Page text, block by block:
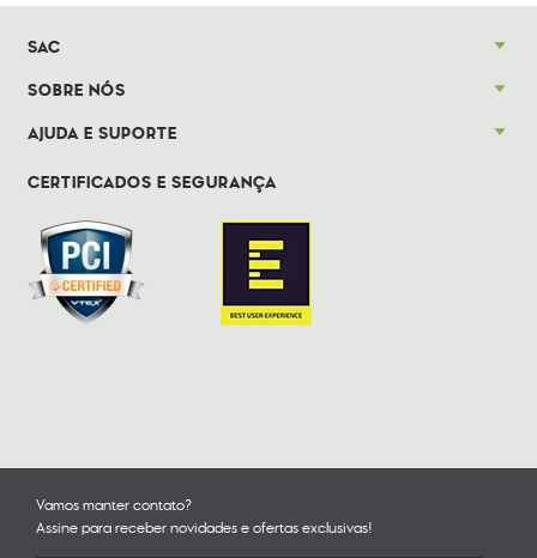
SAC
SOBRE NÓS
AJUDA E SUPORTE
CERTIFICADOS E SEGURANÇA
Vamos manter contato?
Assine para receber novidades e ofertas exclusivas!